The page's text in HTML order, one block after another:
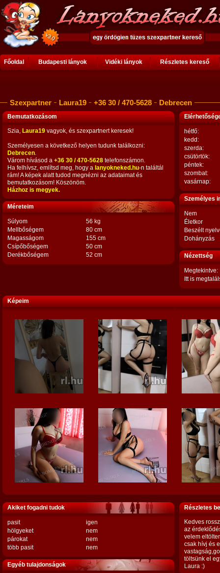
Főoldal Budapesti lányok Vidéki lányok Részletes kereső
Szexpartner Laura19 +36 30 / 470-5628 Debrecen
Bemutatkozásom
Szia, Laura19 vagyok, és szexpartnert keresek!
Személyesen a következő helyen tudunk találkozni:
Debrecen.
Várom hívásod a +36 30 / 470-5628 telefonszámon.
Ha felhívsz, említsd meg, hogy a lanyokneked.hu-n találtál
rám! A képek alatt tudod megnézni az adataimat és
bemutatkozásom! Köszönöm.
Házhoz is megyek.
Méreteim
Súlyom
56 kg
Mellbőségem
80 cm
Magasságom
155 cm
Csípőbőségem
50 cm
Derékbőségem
52 cm
hétfő:
kedd:
szerda:
csütörtök:
péntek:
szombat:
vasárnap:
Személyes
Nem
Életkor
Beszélt
Dohányzás
Nézettség
Megtekintve:
Itt is
Képeim
Akiket fogadni tudok
pasit
igen
hölgyeket
nem
párokat
nem
több pasit
nem
Egyéb tulajdonságok
Részletes
Kedves
az
velem
csak hívj és
töltsünk el
Laura :)